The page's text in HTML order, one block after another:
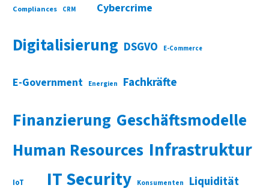
Compliances CRM Cybercrime
Digitalisierung DSGVO E-Commerce
E-Government Energien Fachkräfte
Finanzierung Geschäftsmodelle
Human Resources Infrastruktur
IoT IT Security Konsumenten Liquidität